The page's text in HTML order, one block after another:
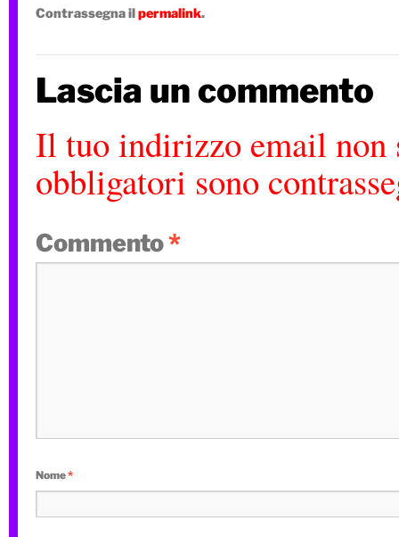
Contrassegna ilpermalink.
Lascia un commento
Il tuo indirizzo email non
obbligatori sono
Commento*
Nome*